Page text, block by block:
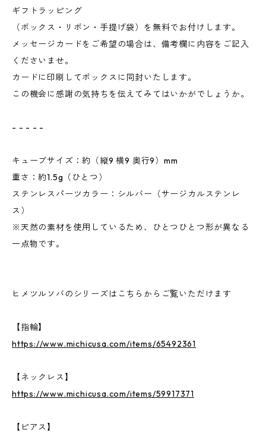
ギフトラッピング
（ボックス・リボン・手提げ袋）を無料でお付けします。
メッセージカードをご希望の場合は、備考欄に内容をご記入
くださいませ。
カードに印刷してボックスに同封いたします。
この機会に感謝の気持ちを伝えてみてはいかがでしょうか。
- - - - -
キューブサイズ：約（縦9 横9 奥行9）mm
重さ：約1.5g（ひとつ）
ステンレスパーツカラー：シルバー（サージカルステンレ
ス）
※天然の素材を使用しているため、ひとつひとつ形が異なる
一点物です。
ヒメツルソバのシリーズはこちらからご覧いただけます
【指輪】
https://www.michicusa.com/items/65492361
【ネックレス】
https://www.michicusa.com/items/59917371
【ピアス】